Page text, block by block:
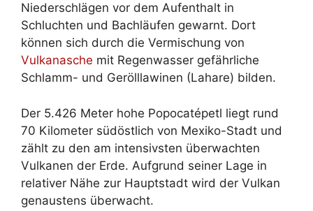
Niederschlägen vor dem Aufenthalt in
Schluchten und Bachläufen gewarnt. Dort
können sich durch die Vermischung von
Vulkanasche mit Regenwasser gefährliche
Schlamm- und Gerölllawinen (Lahare) bilden.
Der 5.426 Meter hohe Popocatépetl liegt rund
70 Kilometer südöstlich von Mexiko-Stadt und
zählt zu den am intensivsten überwachten
Vulkanen der Erde. Aufgrund seiner Lage in
relativer Nähe zur Hauptstadt wird der Vulkan
genaustens überwacht.